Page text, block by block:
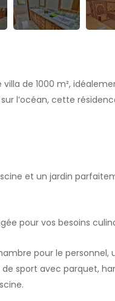
de 1000 m²,
l’océan, cette
et un jardin
pour vos besoins
pour le personnel,
de sport avec parquet,